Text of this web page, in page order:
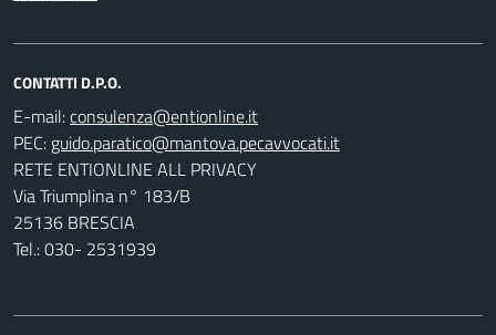
CONTATTI D.P.O.
E-mail:
PEC:
RETE ENTIONLINE ALL PRIVACY
Via Triumplina n° 183/B
25136 BRESCIA
Tel.: 030- 2531939